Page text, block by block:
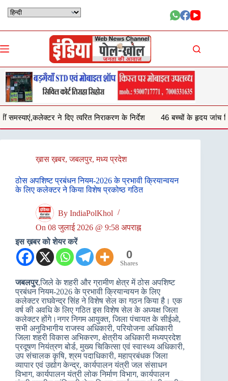
निराकरण के निर्देश 46 बच्चों के हृदय जांच शिविर परीक्षण में 29 बच्चों
ख़ास ख़बर,जबलपुर,मध्य प्रदेश
ठोस अपशिष्‍ट प्रबंधन नियम-2026 के प्रभावी क्रियान्‍वयन
के लिए कलेक्‍टर ने किया विशेष प्रकोष्‍ठ गठित
By IndiaPolKhol
On 08 जुलाई 2026 @ 9:58 अपराह्न
इस ख़बर को शेयर करें
0
Shares
जबलपुर,जिले के शहरी और ग्रामीण क्षेत्र में ठोस अपशिष्‍ट
प्रबंधन नियम-2026 के प्रभावी क्रियान्‍वयन के लिए
कलेक्‍टर राघवेन्‍द्र सिंह ने विशेष सेल का गठन किया है। एक
वर्ष की अवधि के लिए गठित इस विशेष सेल के अध्‍यक्ष जिला
कलेक्‍टर होंगे।नगर निगम आयुक्‍त, जिला पंचायत के सीईओ,
सभी अनुविभागीय राजस्‍व अधिकारी, परियोजना अधिकारी
जिला शहरी विकास अभिकरण, क्षेत्रीय अधिकारी मध्‍यप्रदेश
प्रदूषण नियंत्रण बोर्ड, मुख्‍य चिकित्‍सा एवं स्‍वास्‍थ्‍य अधिकारी,
उप संचालक कृषि, श्रम पदाधिकारी, महाप्रबंधक जिला
व्‍यापार एवं उद्योग केन्‍द्र, कार्यपालन यंत्री जल संसाधन
विभाग, कार्यपालन यंत्री लोक निर्माण विभाग, कार्यपालन